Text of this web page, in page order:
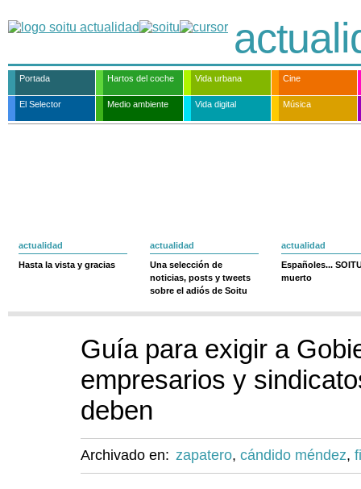
Portada Hartos del coche Vida urbana Cine
El Selector Medio ambiente Vida digital Música
actualidad
Hasta la vista y gracias
actualidad
Una selección de
noticias, posts y tweets
sobre el adiós de Soitu
actualidad
Españoles...
muerto
Guía para exigir a
empresarios y
deben
Archivado en: zapatero, cándido méndez,